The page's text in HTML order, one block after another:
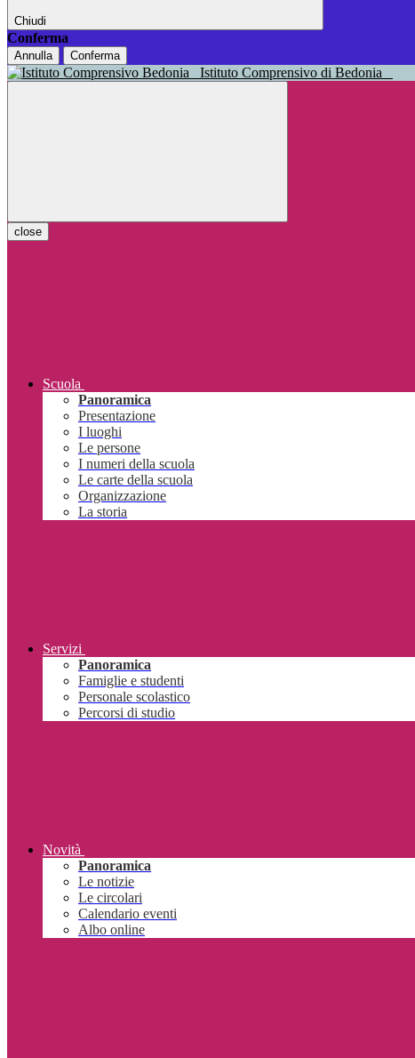
Chiudi
Conferma
Annulla Conferma
Istituto Comprensivo di Bedonia
close
Scuola
Panoramica
Presentazione
I luoghi
Le persone
I numeri della scuola
Le carte della scuola
Organizzazione
La storia
Servizi
Panoramica
Famiglie e studenti
Personale scolastico
Percorsi di studio
Novità
Panoramica
Le notizie
Le circolari
Calendario eventi
Albo online